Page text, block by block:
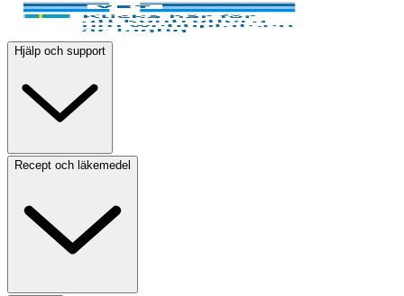
Hjälp och support
Recept och läkemedel